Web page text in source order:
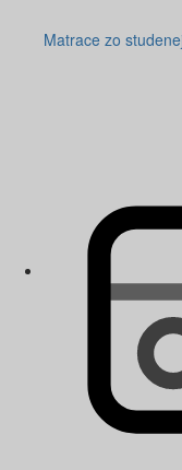
Matrace zo